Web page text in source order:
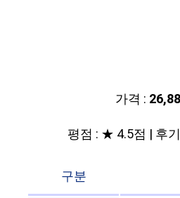
가격 :
평점 : ★ 4.5점 | 후
구분